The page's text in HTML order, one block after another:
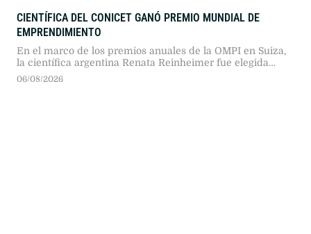
CIENTÍFICA DEL CONICET GANÓ PREMIO MUNDIAL DE
EMPRENDIMIENTO
En el marco de los premios anuales de la OMPI en Suiza,
la científica argentina Renata Reinheimer fue elegida
emprendedora del año. La distinción premió a su empresa
06/08/2026